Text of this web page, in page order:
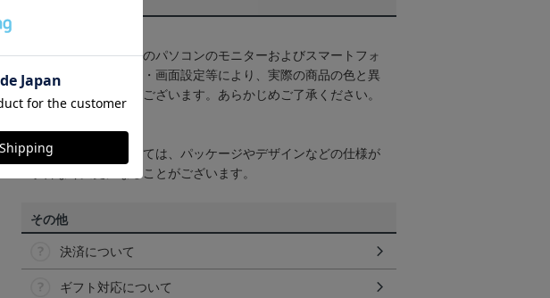
商品画像は、お使いのパソコンのモニターおよびスマートフォ
ンのメーカー・機種・画面設定等により、実際の商品の色と異
なって見える場合がございます。あらかじめご了承ください。
【仕様について】
取り扱い商品によっては、パッケージやデザインなどの仕様が
予告なく変更になることがございます。
その他
決済について
ギフト対応について